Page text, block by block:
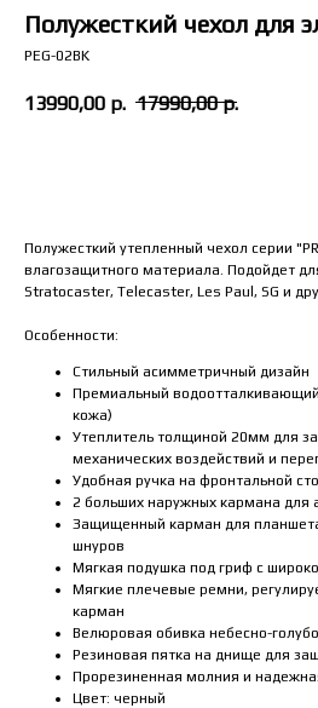
Полужесткий чехол для
PEG-02BK
13990,00 р. 17990,00 р.
Полужесткий утепленный чехол серии
влагозащитного материала. Подойдет
Stratocaster, Telecaster, Les Paul, SG и
Особенности:
Стильный асимметричный дизайн
Премиальный
кожа)
Утеплитель толщиной 20мм для
механических воздействий и
Удобная ручка на фронтальной
2 больших наружных кармана для
Защищенный карман для
шнуров
Мягкая подушка под гриф с
Мягкие плечевые ремни,
карман
Велюровая обивка небесно-
Резиновая пятка на днище для
Прорезиненная молния и
Цвет: черный